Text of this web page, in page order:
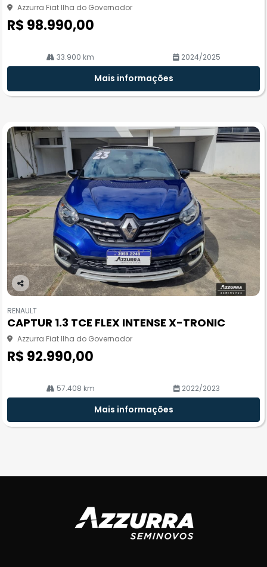
Azzurra Fiat Ilha do Governador
R$ 98.990,00
33.900 km 2024/2025
Mais informações
Co
pa
rtil
he
RENAULT
CAPTUR 1.3 TCE FLEX INTENSE X-TRONIC
Azzurra Fiat Ilha do Governador
R$ 92.990,00
57.408 km 2022/2023
Mais informações